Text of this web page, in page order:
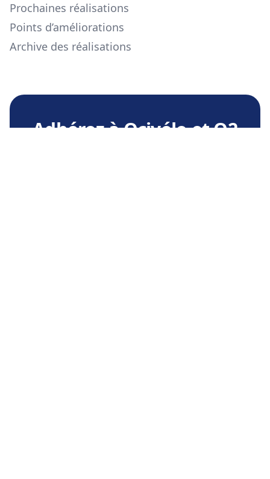
Prochaines réalisations
Points d’améliorations
Archive des réalisations
Adhérez à Ocivélo et O2